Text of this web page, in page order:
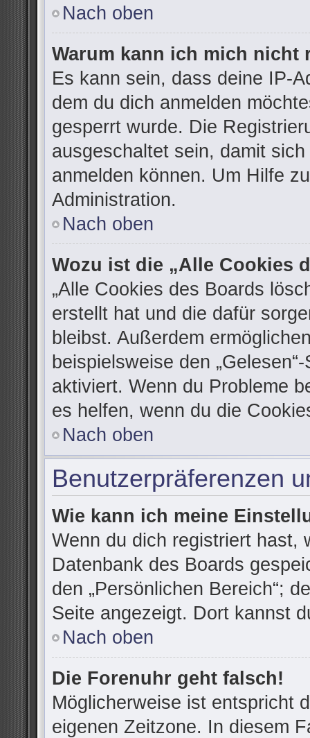
Nach oben
Warum kann ich mich nicht
Es kann sein, dass deine IP-
dem du dich anmelden
gesperrt wurde. Die
ausgeschaltet sein, damit
anmelden können. Um Hilfe
Administration.
Nach oben
Wozu ist die „Alle Cookies
„Alle Cookies des Boards
erstellt hat und die dafür
bleibst. Außerdem
beispielsweise den
aktiviert. Wenn du Probleme
es helfen, wenn du die
Nach oben
Benutzerpräferenzen
Wie kann ich meine
Wenn du dich registriert hast,
Datenbank des Boards
den „Persönlichen Bereich“;
Seite angezeigt. Dort kannst
Nach oben
Die Forenuhr geht falsch!
Möglicherweise ist entspricht
eigenen Zeitzone. In diesem